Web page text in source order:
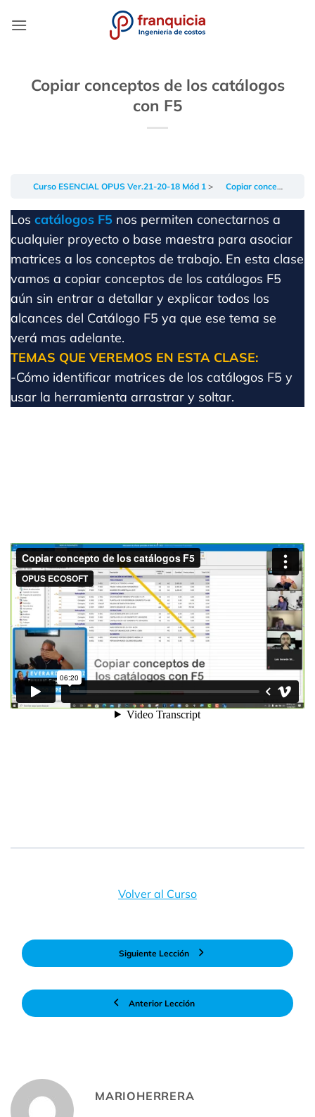
Copiar conceptos de los catálogos
con F5
Curso ESENCIAL OPUS Ver.21-20-18 Mód 1 Copiar conceptos de los catálogos con F5
Los catálogos F5 nos permiten conectarnos a
cualquier proyecto o base maestra para asociar
matrices a los conceptos de trabajo. En esta clase
vamos a copiar conceptos de los catálogos F5
aún sin entrar a detallar y explicar todos los
alcances del Catálogo F5 ya que ese tema se
verá mas adelante.
TEMAS QUE VEREMOS EN ESTA CLASE:
-Cómo identificar matrices de los catálogos F5 y
usar la herramienta arrastrar y soltar.
Anterior Lección
Volver al Curso
Siguiente Lección
MARIOHERRERA